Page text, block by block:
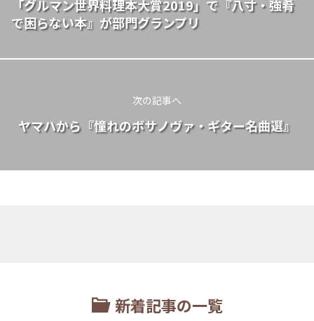
「グルマン世界料理本大賞2019」で『八寸・強肴
で困らない本』が部門グランプリ
次の記事へ
ヤマハから『憧れのボサノヴァ・ギター名曲選』
新着記事の一覧